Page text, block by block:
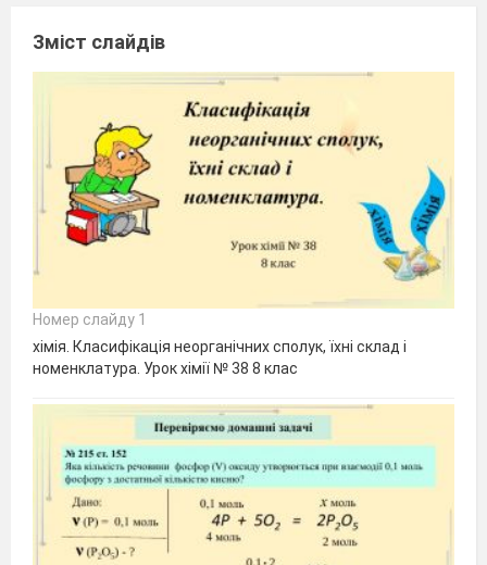
Зміст слайдів
Номер слайду 1
хімія. Класифікація неорганічних сполук, їхні склад і
номенклатура. Урок хімії № 38 8 клас